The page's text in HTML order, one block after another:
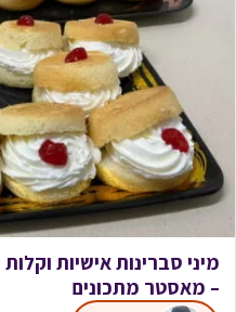
מיני סברינות אישיות
– מאסטר מתכונים